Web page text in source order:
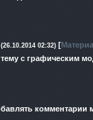
(26.10.2014 02:32) [
тему с графическим
комментарии